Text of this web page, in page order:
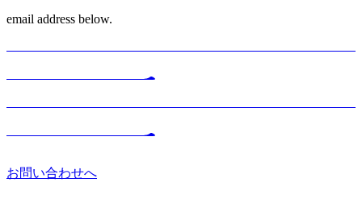
email address below.
お問い合わせへ